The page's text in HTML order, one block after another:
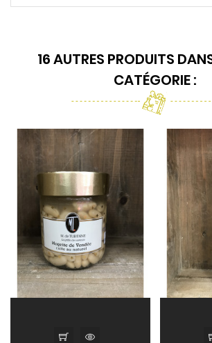
16 AUTRES PRODUITS
CATÉGORIE :